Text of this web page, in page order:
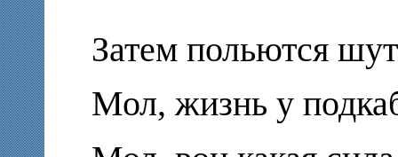
Затем польются
Мол, жизнь у